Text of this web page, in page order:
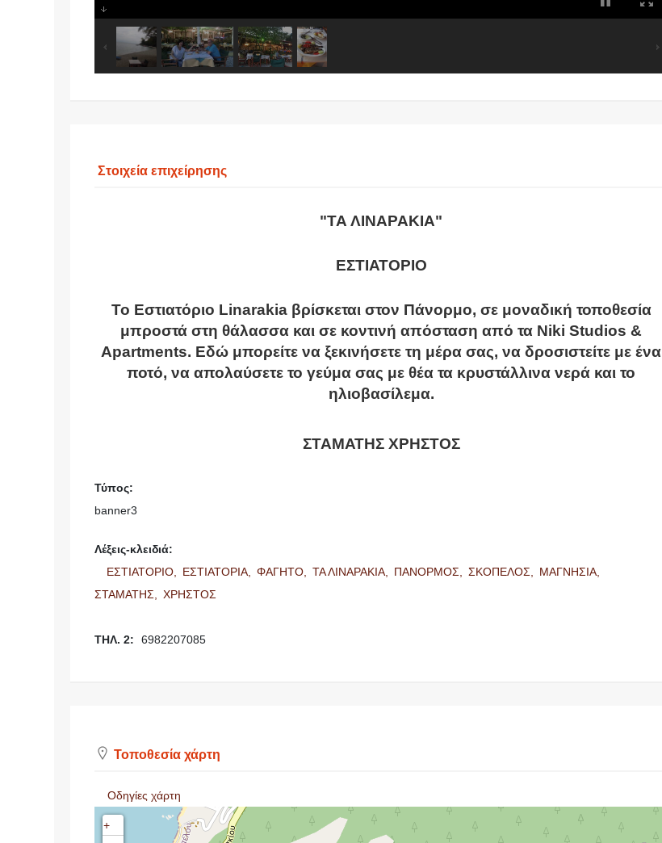
Στοιχεία επιχείρησης
"ΤΑ ΛΙΝΑΡΑΚΙΑ"
ΕΣΤΙΑΤΟΡΙΟ
Το Εστιατόριο Linarakia βρίσκεται στον Πάνορμο, σε μοναδική τοποθεσία
μπροστά στη θάλασσα και σε κοντινή απόσταση από τα Niki Studios &
Apartments. Εδώ μπορείτε να ξεκινήσετε τη μέρα σας, να δροσιστείτε με ένα
ποτό, να απολαύσετε το γεύμα σας με θέα τα κρυστάλλινα νερά και το
ηλιοβασίλεμα.
ΣΤΑΜΑΤΗΣ ΧΡΗΣΤΟΣ
Τύπος:
banner3
Λέξεις-κλειδιά:
ΕΣΤΙΑΤΟΡΙΟ,
ΕΣΤΙΑΤΟΡΙΑ, ΦΑΓΗΤΟ, ΤΑ ΛΙΝΑΡΑΚΙΑ, ΠΑΝΟΡΜΟΣ, ΣΚΟΠΕΛΟΣ,
ΜΑΓΝΗΣΙΑ,
ΣΤΑΜΑΤΗΣ,
ΧΡΗΣΤΟΣ
ΤΗΛ. 2: 6982207085
Τοποθεσία χάρτη
Οδηγίες χάρτη
+